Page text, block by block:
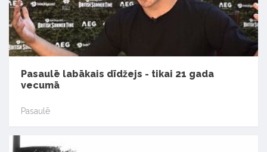
Pasaulē labākais dīdžejs - tikai 21 gada
vecumā
Pasaulē